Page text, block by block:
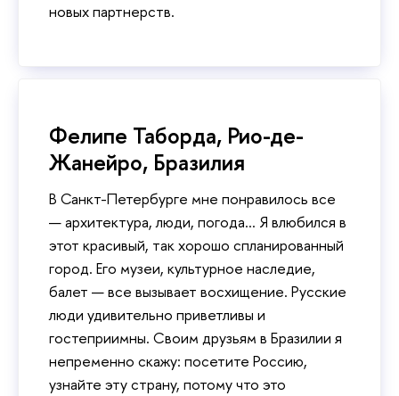
новых партнерств.
Фелипе Таборда, Рио-де-
Жанейро, Бразилия
В Санкт-Петербурге мне понравилось все
— архитектура, люди, погода... Я влюбился в
этот красивый, так хорошо спланированный
город. Его музеи, культурное наследие,
балет — все вызывает восхищение. Русские
люди удивительно приветливы и
гостеприимны. Своим друзьям в Бразилии я
непременно скажу: посетите Россию,
узнайте эту страну, потому что это